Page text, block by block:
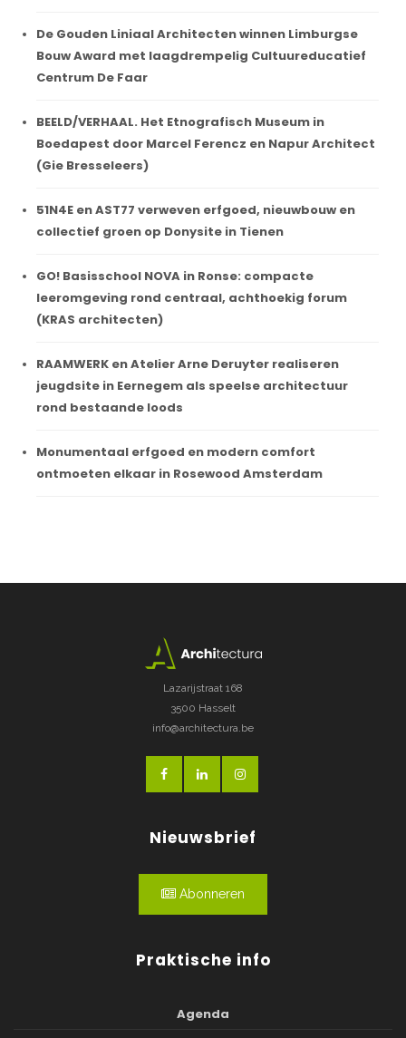
De Gouden Liniaal Architecten winnen Limburgse
Bouw Award met laagdrempelig Cultuureducatief
Centrum De Faar
BEELD/VERHAAL. Het Etnografisch Museum in
Boedapest door Marcel Ferencz en Napur Architect
(Gie Bresseleers)
51N4E en AST77 verweven erfgoed, nieuwbouw en
collectief groen op Donysite in Tienen
GO! Basisschool NOVA in Ronse: compacte
leeromgeving rond centraal, achthoekig forum
(KRAS architecten)
RAAMWERK en Atelier Arne Deruyter realiseren
jeugdsite in Eernegem als speelse architectuur
rond bestaande loods
Monumentaal erfgoed en modern comfort
ontmoeten elkaar in Rosewood Amsterdam
Lazarijstraat 168
3500 Hasselt
info@architectura.be
Nieuwsbrief
Abonneren
Praktische info
Agenda